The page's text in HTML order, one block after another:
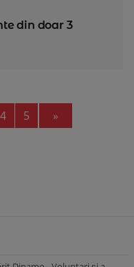
din doar 3
4 5 »